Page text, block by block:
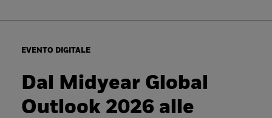
EVENTO DIGITALE
Dal Midyear Global
Outlook 2026 alle